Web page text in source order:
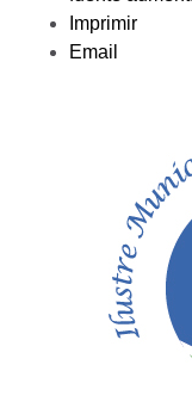
Imprimir
Email